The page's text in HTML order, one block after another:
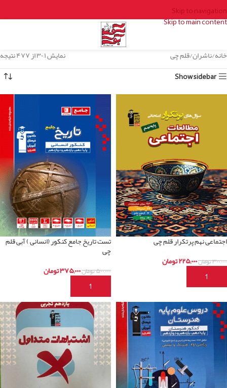
Skip to navigation
Skip to main content
خانه ناشران قلم چی
نمایش ۱–۳۰ از ۴۷۷ نتیجه
Show sidebar
اجتماعی نهم پرتکرار قلم چی
۳۰۰,۰۰۰تومان۲۲۵,۰۰۰تومان
افزودن به سبد خرید
تست تاریخ جامع کنکور (انسانی ) آبی قلم
چی
۵۰۰,۰۰۰تومان۳۷۵,۰۰۰تومان
افزودن به سبد خرید